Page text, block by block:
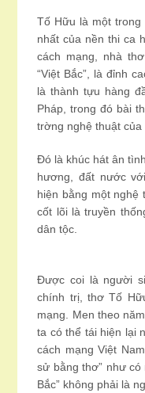
Tố Hữu là một
nhất của nền thi ca
cách mạng, nhà
“Việt Bắc”, là đỉnh
là thành tựu hàng
Pháp, trong đó bài
trờng nghệ thuật của
Đó là khúc hát ân
hương, đất nước
hiện bằng một nghệ
cốt lõi là truyền
dân tộc.
Được coi là người
chính trị, thơ Tố
mạng. Men theo
ta có thể tái hiện lại
cách mạng Việt
sử bằng thơ” như có
Bắc” không phải là